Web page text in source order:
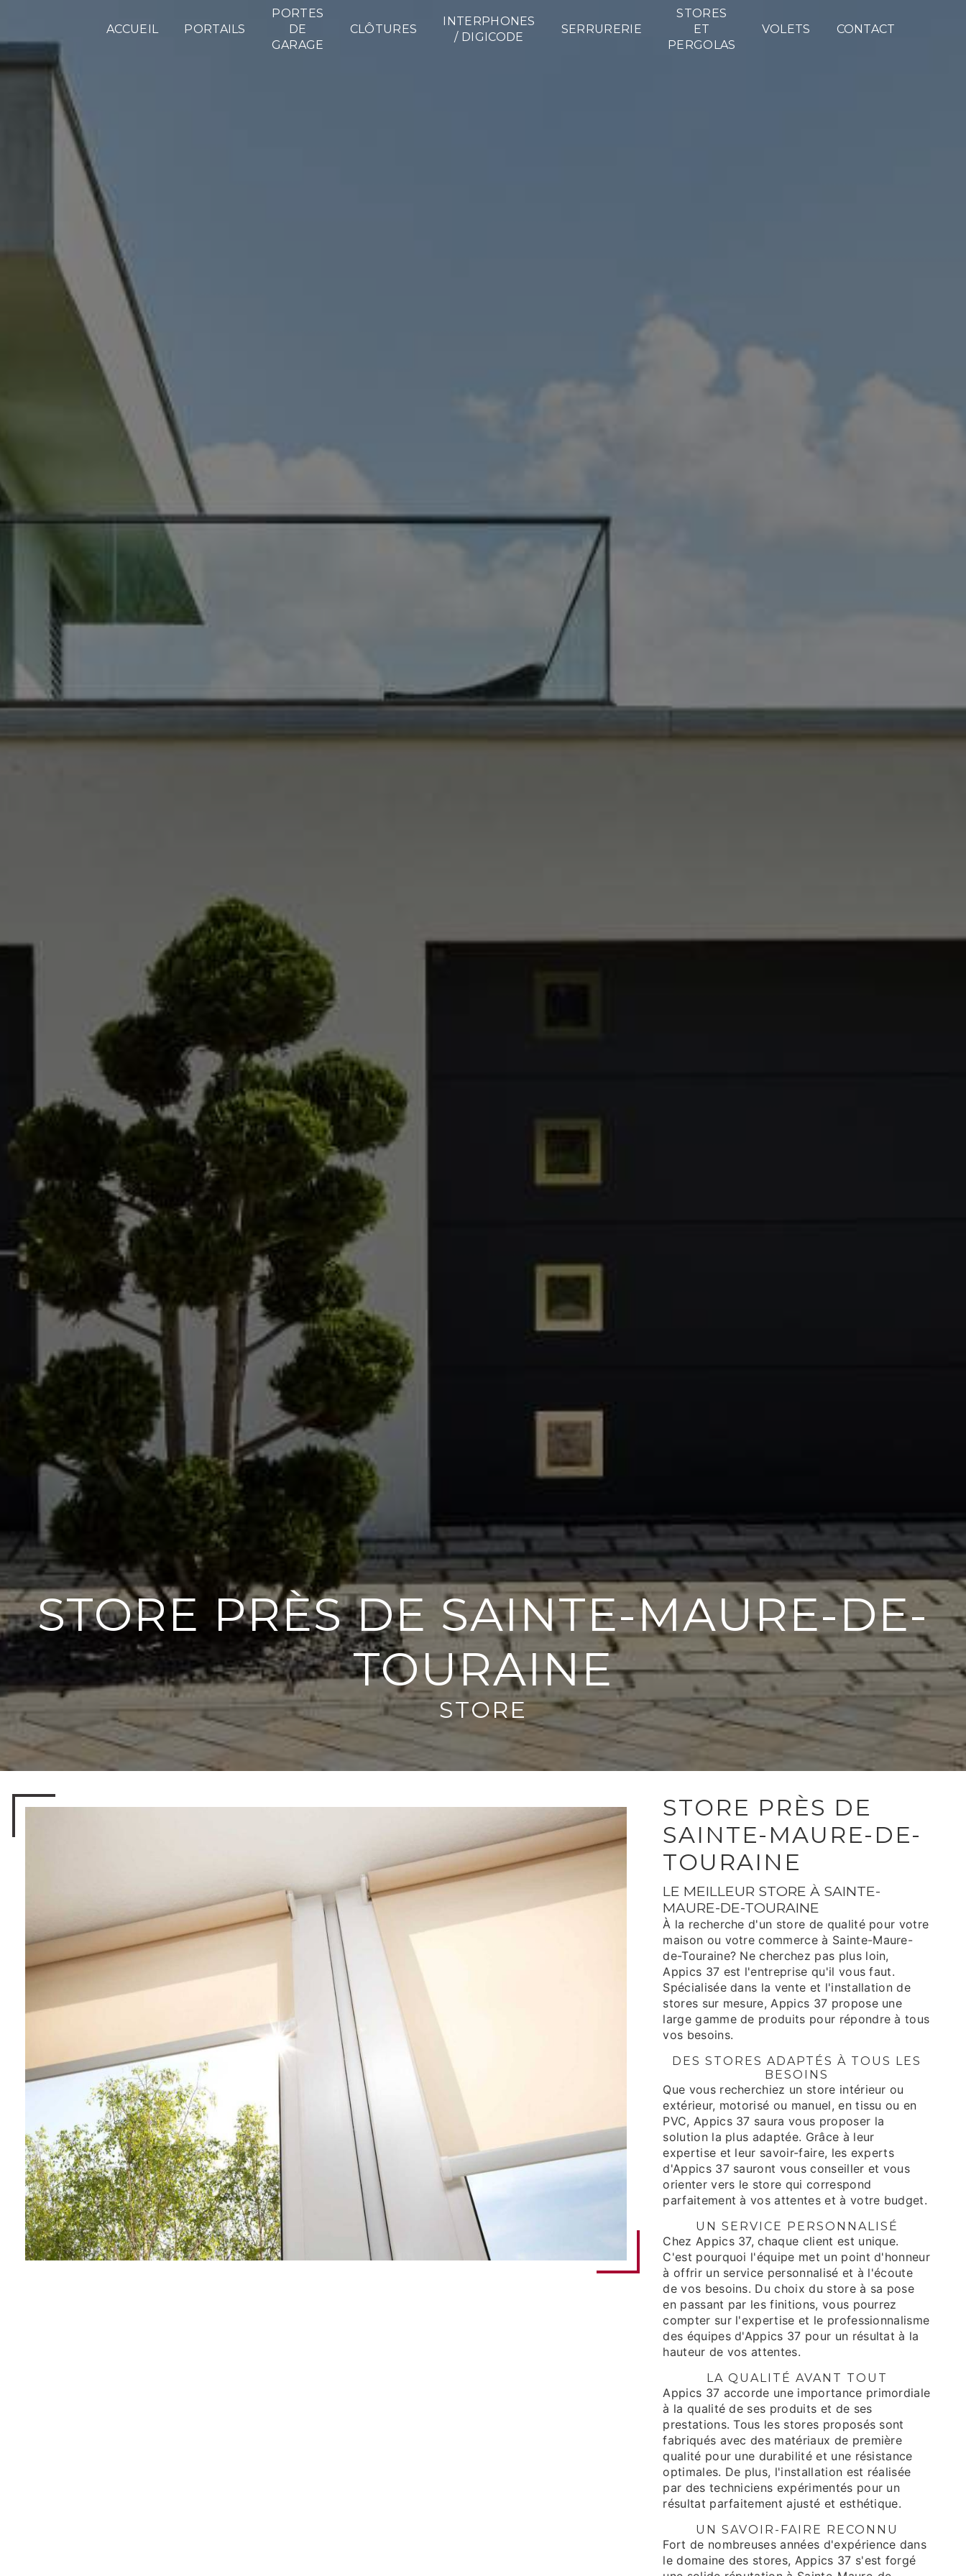
ACCUEIL PORTAILS
PORTES
DE
GARAGE
CLÔTURES
INTERPHONES
/ DIGICODE
SERRURERIE
STORES
ET
PERGOLAS
VOLETS CONTACT
STORE PRÈS DE SAINTE-MAURE-DE-
TOURAINE
STORE
STORE PRÈS DE
SAINTE-MAURE-DE-
TOURAINE
LE MEILLEUR STORE À SAINTE-
MAURE-DE-TOURAINE
À la recherche d'un store de qualité pour votre
maison ou votre commerce à Sainte-Maure-
de-Touraine? Ne cherchez pas plus loin,
Appics 37 est l'entreprise qu'il vous faut.
Spécialisée dans la vente et l'installation de
stores sur mesure, Appics 37 propose une
large gamme de produits pour répondre à tous
vos besoins.
DES STORES ADAPTÉS À TOUS LES
BESOINS
Que vous recherchiez un store intérieur ou
extérieur, motorisé ou manuel, en tissu ou en
PVC, Appics 37 saura vous proposer la
solution la plus adaptée. Grâce à leur
expertise et leur savoir-faire, les experts
d'Appics 37 sauront vous conseiller et vous
orienter vers le store qui correspond
parfaitement à vos attentes et à votre budget.
UN SERVICE PERSONNALISÉ
Chez Appics 37, chaque client est unique.
C'est pourquoi l'équipe met un point d'honneur
à offrir un service personnalisé et à l'écoute
de vos besoins. Du choix du store à sa pose
en passant par les finitions, vous pourrez
compter sur l'expertise et le professionnalisme
des équipes d'Appics 37 pour un résultat à la
hauteur de vos attentes.
LA QUALITÉ AVANT TOUT
Appics 37 accorde une importance primordiale
à la qualité de ses produits et de ses
prestations. Tous les stores proposés sont
fabriqués avec des matériaux de première
qualité pour une durabilité et une résistance
optimales. De plus, l'installation est réalisée
par des techniciens expérimentés pour un
résultat parfaitement ajusté et esthétique.
UN SAVOIR-FAIRE RECONNU
Fort de nombreuses années d'expérience dans
le domaine des stores, Appics 37 s'est forgé